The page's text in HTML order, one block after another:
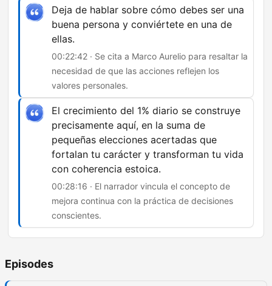
Deja de hablar sobre cómo debes ser una
buena persona y conviértete en una de
ellas.
00:22:42 · Se cita a Marco Aurelio para resaltar la
necesidad de que las acciones reflejen los
valores personales.
El crecimiento del 1% diario se construye
precisamente aquí, en la suma de
pequeñas elecciones acertadas que
fortalan tu carácter y transforman tu vida
con coherencia estoica.
00:28:16 · El narrador vincula el concepto de
mejora continua con la práctica de decisiones
conscientes.
Episodes